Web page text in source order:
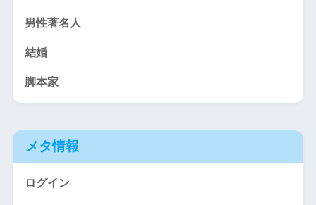
男性著名人
結婚
脚本家
メタ情報
ログイン